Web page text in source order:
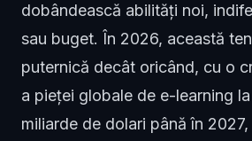
dobândească abilități noi,
sau buget. În 2026, această
puternică decât oricând, cu o
a pieței globale de e-learning
miliarde de dolari până în